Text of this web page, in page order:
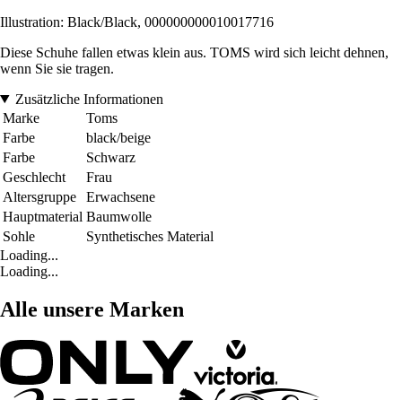
Illustration: Black/Black, 000000000010017716
Diese Schuhe fallen etwas klein aus. TOMS wird sich leicht dehnen,
wenn Sie sie tragen.
Zusätzliche Informationen
Marke
Toms
Farbe
black/beige
Farbe
Schwarz
Geschlecht
Frau
Altersgruppe
Erwachsene
Hauptmaterial Baumwolle
Sohle
Synthetisches Material
Loading...
Loading...
Alle unsere Marken